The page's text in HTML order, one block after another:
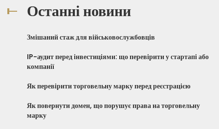
Останні новини
Змішаний стаж для військовослужбовців
IP-аудит перед інвестиціями: що перевірити у стартапі або
компанії
Як перевірити торговельну марку перед реєстрацією
Як повернути домен, що порушує права на торговельну
марку